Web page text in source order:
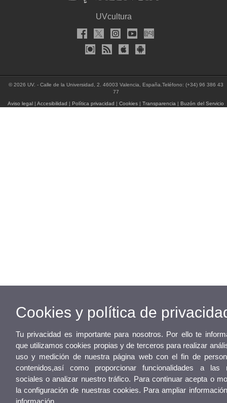
UVcultura
© 2026 UV. - Calle de la Universidad, 2. 46003 Valencia, España.Teléfono: (+34) 96 386 43
77
Aviso legal |Accesibilidad Política privacidad |Cookies |Transparencia Buzón del Servicio
Cookies y política de
Tu privacidad es importante para nosotros. Por ello te
que utilizamos cookies propias y de terceros para realizar
uso y medición de nuestra página web con el fin de
contenidos,así como proporcionar funcionalidades a las
sociales o analizar nuestro tráfico. Para continuar acepta o
la configuración de nuestras cookies. Para ampliar
información